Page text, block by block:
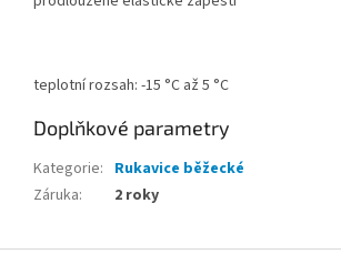
teplotní rozsah: -15 °C až 5 °C
Doplňkové parametry
Kategorie: Rukavice běžecké
Záruka: 2 roky